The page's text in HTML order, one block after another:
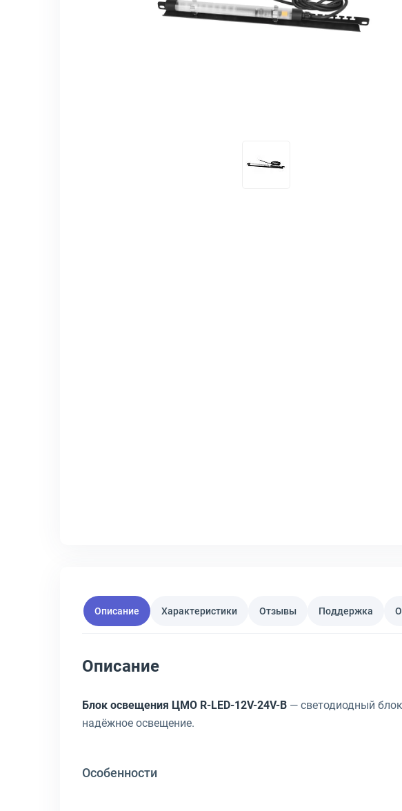
Описание Характеристики Отзывы Поддержка
Описание
Блок освещения ЦМО R-LED-12V-24V-B — светодиодный
надёжное освещение.
Особенности